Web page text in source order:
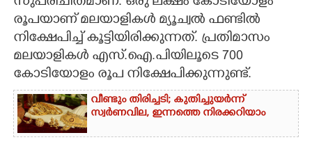
ZOOM
CONTACT US
രൂപയാണ് മലയാളികൾ മ്യൂച്വൽ ഫണ്ടിൽ
നിക്ഷേപിച്ച് കൂട്ടിയിരിക്കുന്നത്. പ്രതിമാസം
മലയാളികൾ എസ്.ഐ.പിയിലൂടെ 700
കോടിയോളം രൂപ നിക്ഷേപിക്കുന്നുണ്ട്.
വീണ്ടും തിരിച്ചടി; കുതിച്ചുയർന്ന്
സ്വർണവില, ഇന്നത്തെ നിരക്കറിയാം